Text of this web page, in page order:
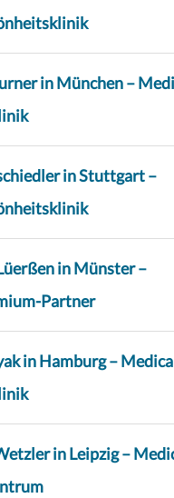
in München –
in Stuttgart –
in Münster –
Partner
in Hamburg –
in Leipzig –